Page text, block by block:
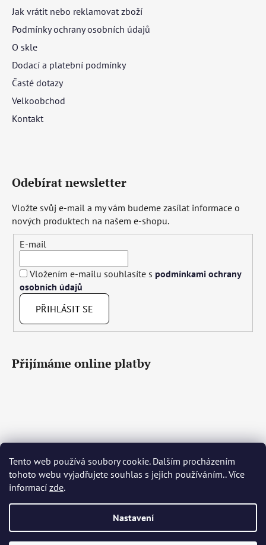
Tento web používá soubory cookie. Dalším procházením
tohoto webu vyjadřujete souhlas s jejich používáním.. Více
informací zde.
Nastavení
Jak vrátit nebo reklamovat zboží
Podmínky ochrany osobních údajů
O skle
Dodací a platební podmínky
Časté dotazy
Velkoobchod
Kontakt
Odebírat newsletter
Vložte svůj e-mail a my vám budeme zasílat informace o
nových produktech na našem e-shopu.
E-mail
Vložením e-mailu souhlasíte s podmínkami ochrany
osobních údajů
PŘIHLÁSIT SE
Přijímáme online platby
Čeština Slovenčina English Deutsch Magyar
Język polski Română Italiano Español Français
Português
Nederlands Українська Ελληνικά Svenska Dansk